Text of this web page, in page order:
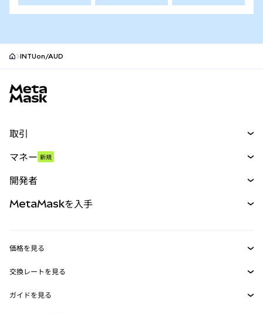
INTUon/AUD
取引
パーペチュアル
RWA
マネー 新規
開発者
MetaMask Connect
Snaps
MetaMaskを入手
セキュリティ
価格を見る
イーサリアムの価格
Solanaの価格
交換レートを見る
ETH→USD
ガイドを見る